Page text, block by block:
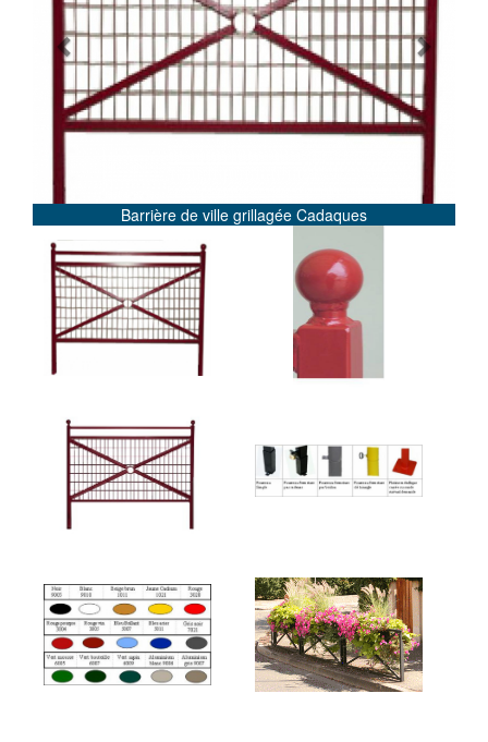
Barrière de ville grillagée Cadaques
Previous Next